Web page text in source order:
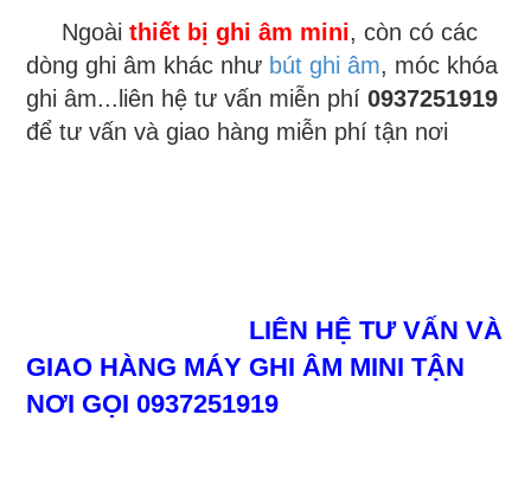
Ngoàithiết bị ghi âm mini, còn có các
dòng ghi âm khác như bút ghi âm, móc khóa
ghi âm...liên hệ tư vấn miễn phí0937251919
để tư vấn và giao hàng miễn phí tận nơi
LIÊN HỆ TƯ VẤN VÀ
GIAO HÀNG MÁY GHI ÂM MINI TẬN
NƠI GỌI 0937251919